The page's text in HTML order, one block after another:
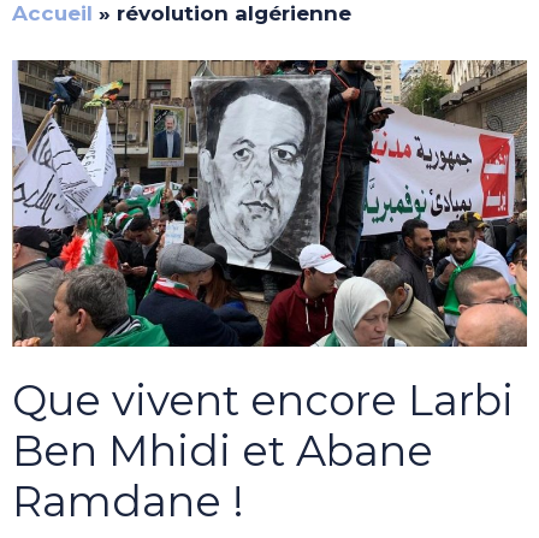
Accueil » révolution algérienne
Que vivent encore Larbi
Ben Mhidi et Abane
Ramdane !